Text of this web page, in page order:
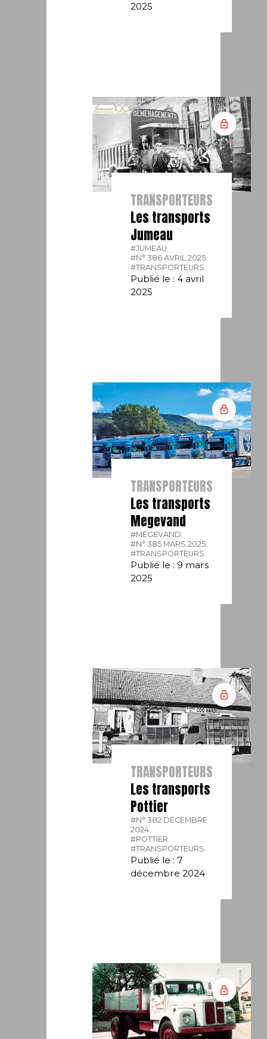
2025
TRANSPORTEURS
Les transports
Jumeau
#JUMEAU.
#N° 386 AVRIL 2025.
#TRANSPORTEURS.
Publié le : 4 avril
2025
TRANSPORTEURS
Les transports
Megevand
#MÉGEVAND.
#N° 385 MARS 2025.
#TRANSPORTEURS.
Publié le : 9 mars
2025
TRANSPORTEURS
Les transports
Pottier
#N° 382 DÉCEMBRE
2024.
#POTTIER.
#TRANSPORTEURS.
Publié le : 7
décembre 2024